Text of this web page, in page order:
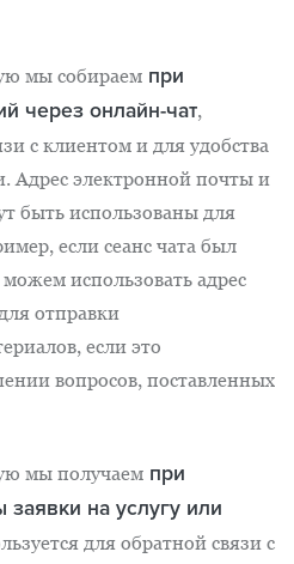
мы собираем при
через онлайн-чат,
с клиентом и для удобства
Адрес электронной почты и
быть использованы для
если сеанс чата был
использовать адрес
отправки
если это
вопросов, поставленных
мы получаем при
на услугу или
для обратной связи с